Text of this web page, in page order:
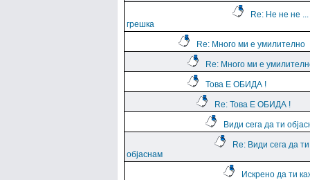
Re: Не не не ...
грешка
Re: Много ми е умилително
Re: Много ми е
Това Е ОБИДА !
Re: Това Е ОБИДА !
Види сега да ти
Re: Види сега да ти
објаснам
Искрено да ти